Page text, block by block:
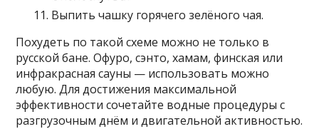
Выпить чашку горячего зелёного чая.
Похудеть по такой схеме можно не только в
русской бане. Офуро, сэнто, хамам, финская или
инфракрасная сауны — использовать можно
любую. Для достижения максимальной
эффективности сочетайте водные процедуры с
разгрузочным днём и двигательной активностью.